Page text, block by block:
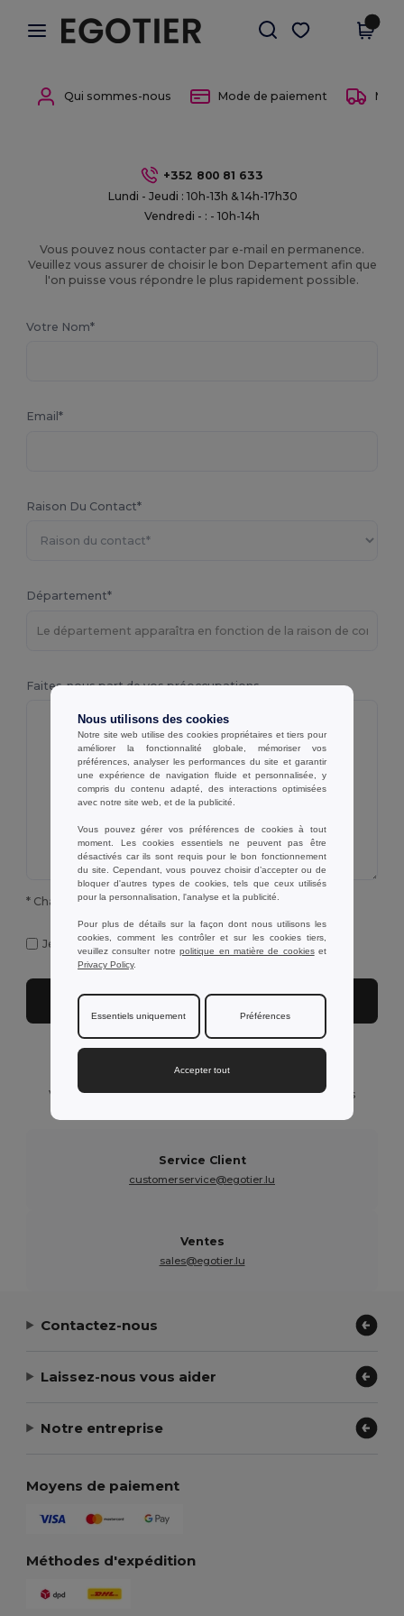
× Appli Egotier
Meilleurs prix sur l’app !
Obtenir l'appli
Qui sommes-nous Mode de paiement
+352 800 81 633
Lundi - Jeudi : 10h-13h & 14h-17h30
Vendredi - : - 10h-14h
Vous pouvez nous contacter par e-mail en permanence.
Veuillez vous assurer de choisir le bon Departement afin que
l'on puisse vous répondre le plus rapidement possible.
Votre Nom*
Email*
Raison Du Contact*
Département*
Faites-nous part de vos préoccupations
* Champs obligatoires à remplir
Je veux recevoir la Newsletter de Egotier
Envoyer
Besoin d'aide ?
Vous pouvez nous contacter sur les services suivants
Service Client
customerservice@egotier.lu
Ventes
sales@egotier.lu
Contactez-nous
Laissez-nous vous aider
Notre entreprise
Moyens de paiement
Méthodes d'expédition
Nous utilisons des cookies
Notre site web utilise des cookies propriétaires et tiers pour
améliorer la fonctionnalité globale, mémoriser vos
préférences, analyser les performances du site et garantir
une expérience de navigation fluide et personnalisée, y
compris du contenu adapté, des interactions optimisées
avec notre site web, et de la publicité.
Vous pouvez gérer vos préférences de cookies à tout
moment. Les cookies essentiels ne peuvent pas être
désactivés car ils sont requis pour le bon fonctionnement
du site. Cependant, vous pouvez choisir d’accepter ou de
bloquer d'autres types de cookies, tels que ceux utilisés
pour la personnalisation, l'analyse et la publicité.
Pour plus de détails sur la façon dont nous utilisons les
cookies, comment les contrôler et sur les cookies tiers,
veuillez consulter notrepolitique en matière de cookieset
Privacy Policy.
Essentiels uniquement Préférences
Accepter tout